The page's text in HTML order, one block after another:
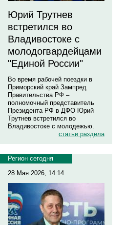
Юрий Трутнев
встретился во
Владивостоке с
молодогвардейцами
"Единой России"
Во время рабочей поездки в
Приморский край Зампред
Правительства РФ –
полномочный представитель
Президента РФ в ДФО Юрий
Трутнев встретился во
Владивостоке с молодежью.
статьи раздела
Регион сегодня
28 Мая 2026, 14:14